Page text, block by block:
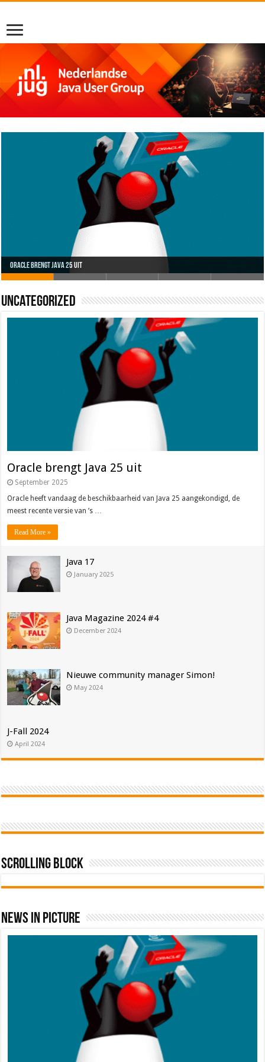
Uncategorized
Oracle brengt Java 25 uit
September 2025
Oracle heeft vandaag de beschikbaarheid van Java 25 aangekondigd, de
meest recente versie van ’s …
Read More »
Java 17
January 2025
Java Magazine 2024 #4
December 2024
Nieuwe community manager Simon!
May 2024
J-Fall 2024
April 2024
Scrolling Block
News In Picture